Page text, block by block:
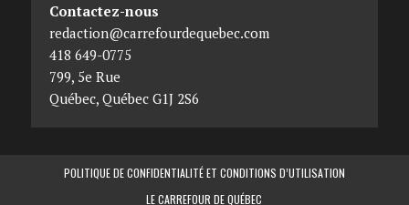
Contactez-nous
redaction@carrefourdequebec.com
418 649-0775
799, 5e Rue
Québec, Québec G1J 2S6
POLITIQUE DE CONFIDENTIALITÉ ET CONDITIONS D’UTILISATION
LE CARREFOUR DE QUÉBEC